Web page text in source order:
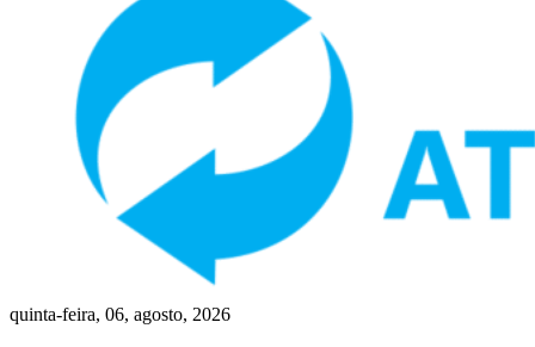
quinta-feira, 06, agosto, 2026